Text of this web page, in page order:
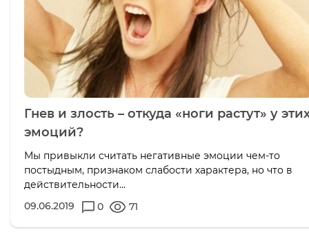
Гнев и злость – откуда «ноги растут» у
эмоций?
Мы привыкли считать негативные эмоции чем-то
постыдным, признаком слабости характера, но что в
действительности...
09.06.2019
0 71